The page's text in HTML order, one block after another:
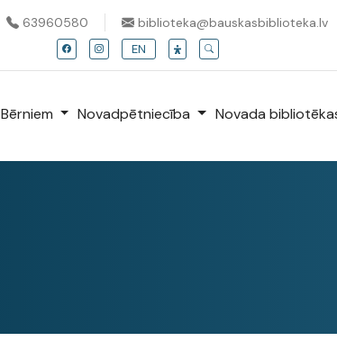
63960580 biblioteka@bauskasbiblioteka.lv
EN
Bērniem Novadpētniecība Novada